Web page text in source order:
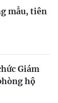
mẫu, tiên
Giám
hộ